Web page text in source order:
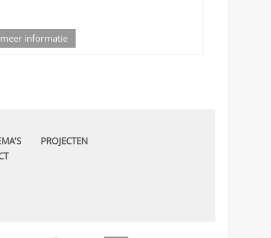
meer informatie
PROJECTEN